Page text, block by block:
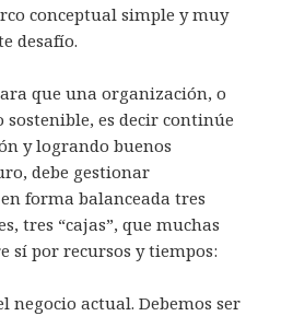
conceptual simple y muy
desafío.
que una organización, o
sostenible, es decir continúe
y logrando buenos
debe gestionar
forma balanceada tres
tres “cajas”, que muchas
sí por recursos y tiempos:
negocio actual. Debemos ser